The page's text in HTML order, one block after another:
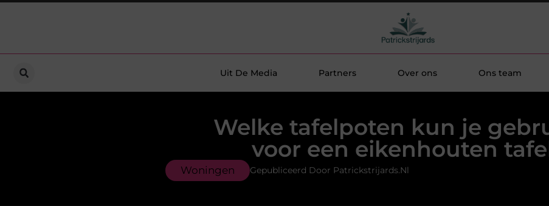
Uit De Media Partners Over ons Ons team
Welke tafelpoten kun je
voor een eikenhouten
Woningen Gepubliceerd Door Patrickstrijards.nl